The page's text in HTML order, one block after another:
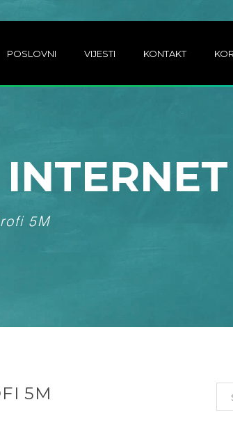
POSLOVNI VIJESTI KONTAKT
5M
5M